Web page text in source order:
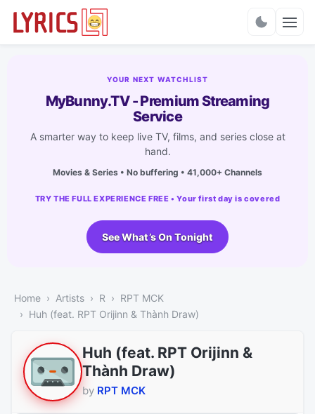
YOUR NEXT WATCHLIST
MyBunny.TV - Premium Streaming
Service
A smarter way to keep live TV, films, and series close at
hand.
Movies & Series • No buffering • 41,000+ Channels
TRY THE FULL EXPERIENCE FREE • Your first day is covered
See What’s On Tonight
Home Artists R
RPT MCK
Huh (feat. RPT Orijinn & Thành Draw)
Huh (feat. RPT Orijinn &
Thành Draw)
by RPT MCK